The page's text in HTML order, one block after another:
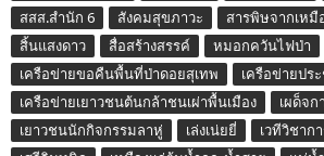
สสส.สำนัก 6
สังคมสุขภาวะ
สารพิษจากเหมื
สิ้นแสงดาว
สื่อสร้างสรรค์ หมอกควันไฟป่า
เครือข่ายขอคืนพื้นที่ป่าดอยสุเทพ
เครือข่ายปร
เครือข่ายเยาวชนต้นกล้าชนเผ่าพื้นเมือง
เผด็จก
เยาวชนนักกิจกรรมลาหู่
เล่งเน่ยยี่
เวทีวิชาก